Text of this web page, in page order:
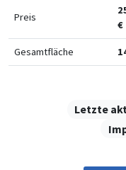
Preis
€
Gesamtfläche
Letzte